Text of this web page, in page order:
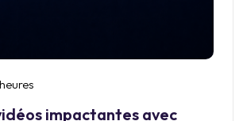
impactantes avec